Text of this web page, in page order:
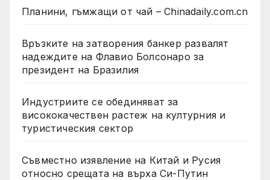
Планини, гъмжащи от чай – Chinadaily.com.cn
Връзките на затворения банкер развалят
надеждите на Флавио Болсонаро за
президент на Бразилия
Индустриите се обединяват за
висококачествен растеж на културния и
туристическия сектор
Съвместно изявление на Китай и Русия
относно срещата на върха Си-Путин